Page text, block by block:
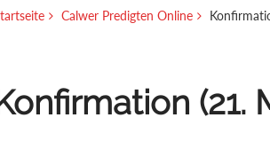
Calwer Predigten Online
(21.